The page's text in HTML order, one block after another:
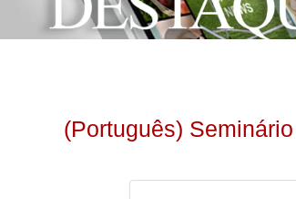
(Português)